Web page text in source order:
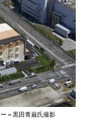
＝黒田青巌氏撮影